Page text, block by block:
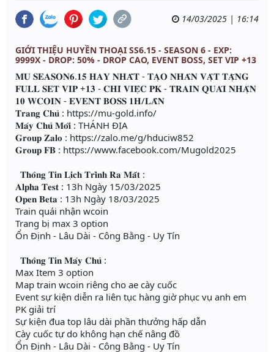
14/03/2025 | 16:14
GIỚI THIỆU HUYỀN THOẠI SS6.15 - SEASON 6 - EXP:
9999X - DROP: 50% - DROP CAO, EVENT BOSS, SET VIP +13
𝐌𝐔 𝐒𝐄𝐀𝐒𝐎𝐍𝟔.𝟏𝟓 𝐇𝐀𝐘 𝐍𝐇𝐀̂́𝐓 - 𝐓𝐀̣𝐎 𝐍𝐇𝐀̂𝐍 𝐕𝐀̣̂𝐓 𝐓𝐀̣̆𝐍𝐆
𝐅𝐔𝐋𝐋 𝐒𝐄𝐓 𝐕𝐈𝐏 +𝟏𝟑 - 𝐂𝐇𝐈̉ 𝐕𝐈𝐄̣̂𝐂 𝐏𝐊 - 𝐓𝐑𝐀𝐈𝐍 𝐐𝐔𝐀́𝐈 𝐍𝐇𝐀̣̂𝐍
𝟏𝟎 𝐖𝐂𝐎𝐈𝐍 - 𝐄𝐕𝐄𝐍𝐓 𝐁𝐎𝐒𝐒 𝟏𝐇/𝐋𝐀̂̀𝐍
𝐓𝐫𝐚𝐧𝐠 𝐂𝐡𝐮̉ : https://mu-gold.info/
𝐌𝐚́𝐲 𝐂𝐡𝐮̉ 𝐌𝐨̛́𝐢 : THÁNH ĐỊA
𝐆𝐫𝐨𝐮𝐩 𝐙𝐚𝐥𝐨 : https://zalo.me/g/hduciw852
𝐆𝐫𝐨𝐮𝐩 𝐅𝐁 : https://www.facebook.com/Mugold2025
𝐓𝐡𝐨̂𝐧𝐠 𝐓𝐢𝐧 𝐋𝐢̣𝐜𝐡 𝐓𝐫𝐢̀𝐧𝐡 𝐑𝐚 𝐌𝐚̆́𝐭 :
𝐀𝐥𝐩𝐡𝐚 𝐓𝐞𝐬𝐭 : 13h Ngày 15/03/2025
𝐎𝐩𝐞𝐧 𝐁𝐞𝐭𝐚 : 13h Ngày 18/03/2025
Train quái nhận wcoin
Trang bị max 3 option
Ổn Định - Lâu Dài - Công Bằng - Uy Tín
𝐓𝐡𝐨̂𝐧𝐠 𝐓𝐢𝐧 𝐌𝐚́𝐲 𝐂𝐡𝐮̉ :
Max Item 3 option
Map train wcoin riêng cho ae cày cuốc
Event sự kiện diễn ra liên tục hàng giờ phục vụ anh em
PK giải trí
Sự kiện đua top lâu dài phần thưởng hấp dẫn
Cày cuốc tự do không hạn chế nâng đồ
Ổn Định - Lâu Dài - Công Bằng - Uy Tín